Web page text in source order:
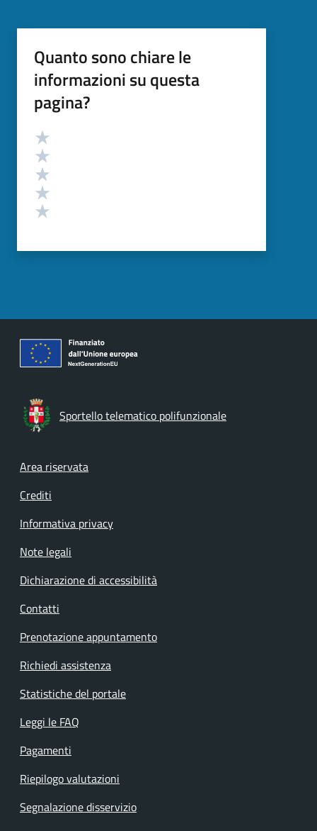
Quanto sono chiare le
informazioni su questa
pagina?
Valutazione
Sportello telematico polifunzionale
Footer menu
Area riservata
Crediti
Informativa privacy
Note legali
Dichiarazione di accessibilità
Contatti
Prenotazione appuntamento
Richiedi assistenza
Statistiche del portale
Leggi le FAQ
Pagamenti
Riepilogo valutazioni
Segnalazione disservizio